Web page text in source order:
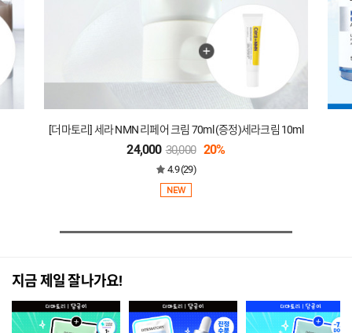
[더마토리] 세라 NMN 리페어 크림 70ml (증정)세라크림 10ml
24,000 30,000 20%
4.9 (29)
NEW
지금 제일 잘나가요!